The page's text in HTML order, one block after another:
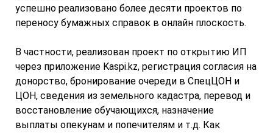
успешно реализовано более десяти проектов по
переносу бумажных справок в онлайн плоскость.
В частности, реализован проект по открытию ИП
через приложение Kaspi.kz, регистрация согласия на
донорство, бронирование очереди в СпецЦОН и
ЦОН, сведения из земельного кадастра, перевод и
восстановление обучающихся, назначение
выплаты опекунам и попечителям и т.д. Как